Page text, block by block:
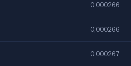
0,000266
0,000266
0,000267